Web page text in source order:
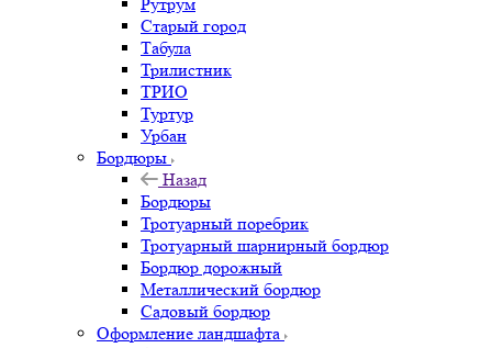
Старый город
Табула
Трилистник
ТРИО
Туртур
Урбан
Бордюры
Назад
Бордюры
Тротуарный поребрик
Тротуарный шарнирный бордюр
Бордюр дорожный
Металлический бордюр
Садовый бордюр
Оформление ландшафта